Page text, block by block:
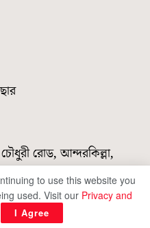
রোড, আন্দরকিল্লা,
to use this website you
used. Visit our Privacy and
I Agree